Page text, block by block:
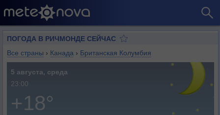
ПОГОДА В РИЧМОНДЕ СЕЙЧАС
Все страны › Канада › Британская Колумбия
5 августа, среда
23:00
+18°